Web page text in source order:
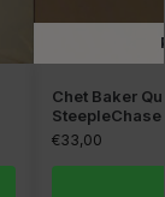
Chet Baker
€33,00